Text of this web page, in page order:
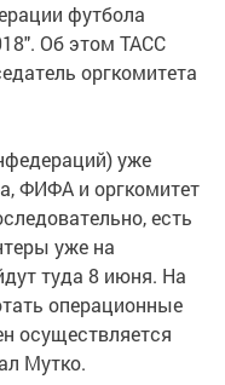
футбола
Об этом ТАСС
оргкомитета
уже
ФИФА и оргкомитет
есть
уже на
туда 8 июня. На
операционные
осуществляется
Мутко.